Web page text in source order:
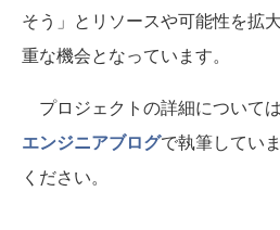
そう」とリソースや可能性を拡
重な機会となっています。
プロジェクトの詳細について
エンジニアブログで執筆してい
ください。